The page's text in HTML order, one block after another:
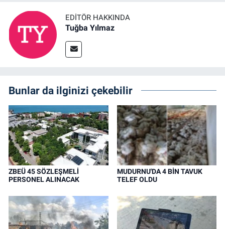
EDITÖR HAKKINDA
Tuğba Yılmaz
Bunlar da ilginizi çekebilir
ZBEÜ 45 SÖZLEŞMELİ
PERSONEL ALINACAK
MUDURNU'DA 4 BİN TAVUK
TELEF OLDU